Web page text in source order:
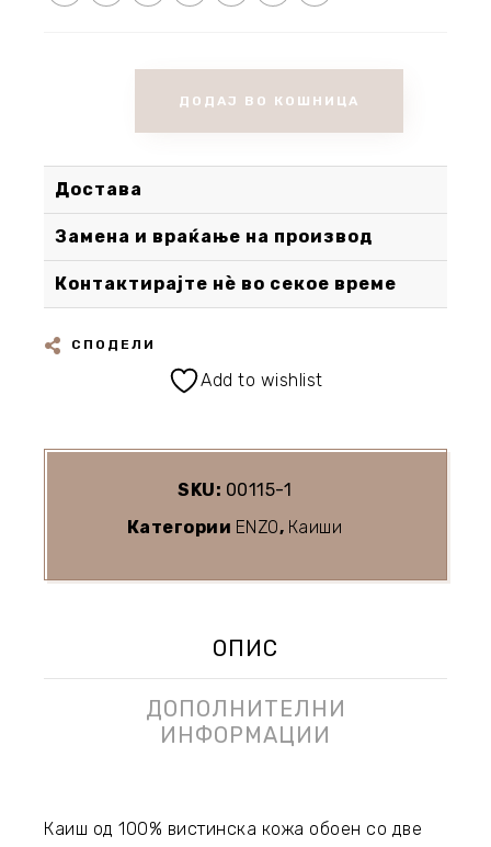
ДОДАЈ ВО КОШНИЦА
Достава
Замена и враќање на производ
Контактирајте нè во секое време
СПОДЕЛИ
Add to wishlist
SKU: 00115-1
Категории ENZO, Каиши
ОПИС
ДОПОЛНИТЕЛНИ
ИНФОРМАЦИИ
Каиш од 100% вистинска кожа обоен со две